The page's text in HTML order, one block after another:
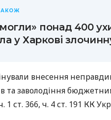
понад 400
у Харкові
внесення
та заволодіння
1 ст. 366, ч. 4 ст. 191 КК